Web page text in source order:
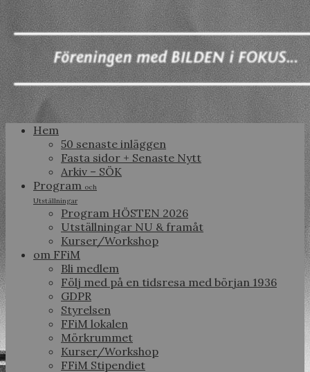
Hem
50 senaste inläggen
Fasta sidor + Senaste Nytt
Arkiv – SÖK
Program och
Utställningar
Program HÖSTEN 2026
Utställningar NU & framåt
Kurser/Workshop
om FFiM
Bli medlem
Följ med på en tidsresa med början 1936
GDPR
Styrelsen
FFiM lokalen
Mörkrummet
Kurser/Workshop
FFiM Stipendiet